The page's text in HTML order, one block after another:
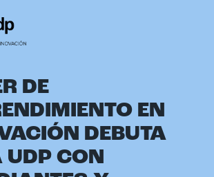
DE
EN
DEBUTA
UDP CON